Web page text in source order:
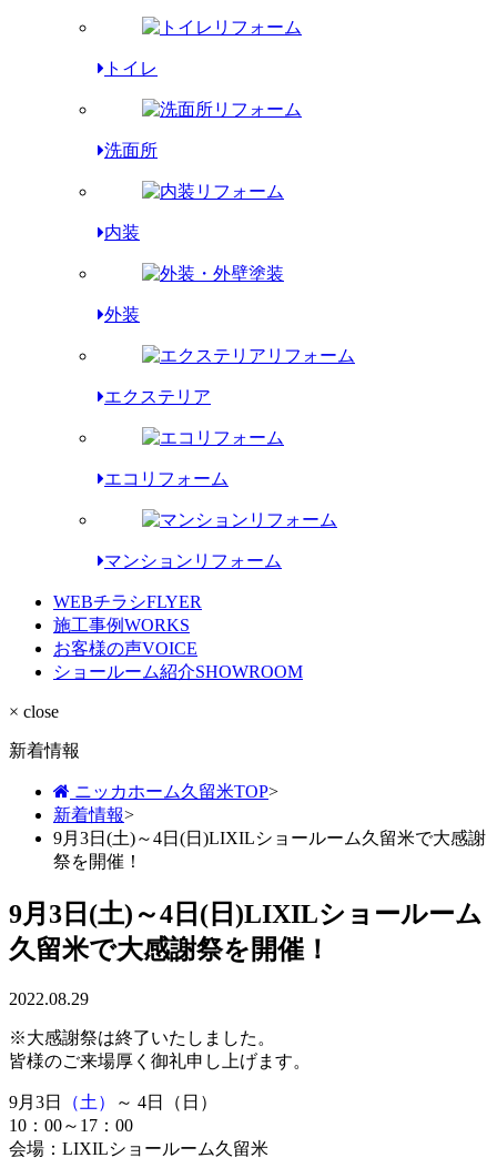
トイレ
洗面所
内装
外装
エクステリア
エコリフォーム
マンションリフォーム
WEBチラシFLYER
施工事例WORKS
お客様の声VOICE
ショールーム紹介SHOWROOM
× close
新着情報
ニッカホーム久留米TOP>
新着情報>
9月3日(土)～4日(日)LIXILショールーム久留米で大感謝
祭を開催！
9月3日(土)～4日(日)LIXILショールーム
久留米で大感謝祭を開催！
2022.08.29
※大感謝祭は終了いたしました。
皆様のご来場厚く御礼申し上げます。
9月3日 （土） ～ 4日
（日）
10：00～17：00
会場：LIXILショールーム久留米